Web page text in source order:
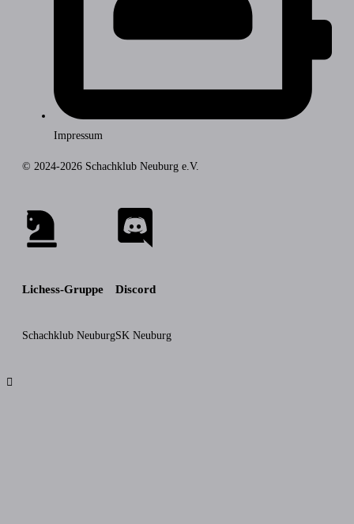
Impressum
© 2024-2026 Schachklub Neuburg e.V.
Lichess-Gruppe
Schachklub Neuburg
Discord
SK Neuburg